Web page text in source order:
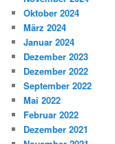
Oktober 2024
März 2024
Januar 2024
Dezember 2023
Dezember 2022
September 2022
Mai 2022
Februar 2022
Dezember 2021